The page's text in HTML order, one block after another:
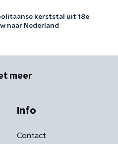
kerststal uit 18e
naar Nederland
meer
Info
Contact